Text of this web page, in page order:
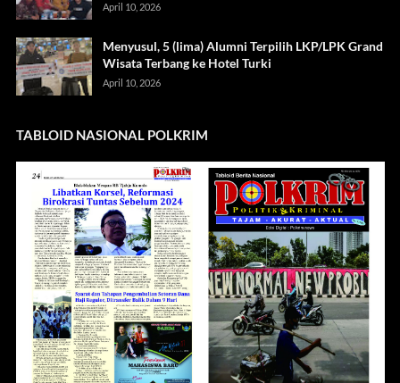
April 10, 2026
Menyusul, 5 (lima) Alumni Terpilih LKP/LPK Grand
Wisata Terbang ke Hotel Turki
April 10, 2026
TABLOID NASIONAL POLKRIM